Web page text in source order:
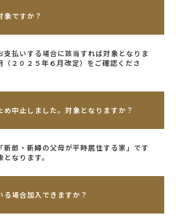
象ですか？
支払いする場合に該当すれば対象となりま
２０２５年６月改定）をご確認くださ
中止しました。対象となりますか？
新郎・新婦の父母が平時居住する家」です
なります。
場合加入できますか？